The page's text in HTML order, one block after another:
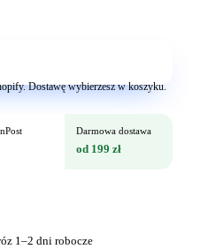
Dostawę wybierzesz w koszyku.
Darmowa dostawa
od 199 zł
1–2 dni robocze